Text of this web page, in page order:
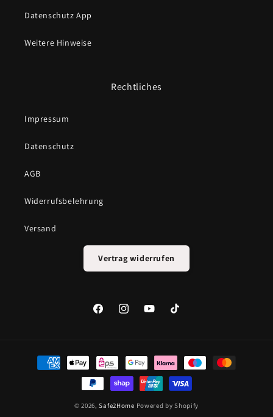
Datenschutz App
Weitere Hinweise
Rechtliches
Impressum
Datenschutz
AGB
Widerrufsbelehrung
Versand
Vertrag widerrufen
FacebookInstagramYouTubeTikTok
Zahlungsmethoden
© 2026,Safe2Home Powered by Shopify